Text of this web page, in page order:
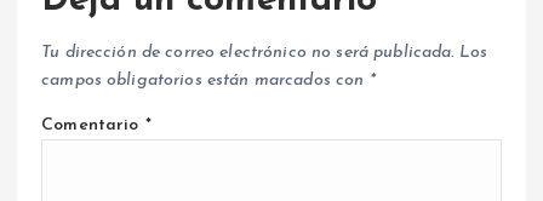
Tu dirección de correo electrónico no será publicada. Los
campos obligatorios están marcados con *
Comentario *